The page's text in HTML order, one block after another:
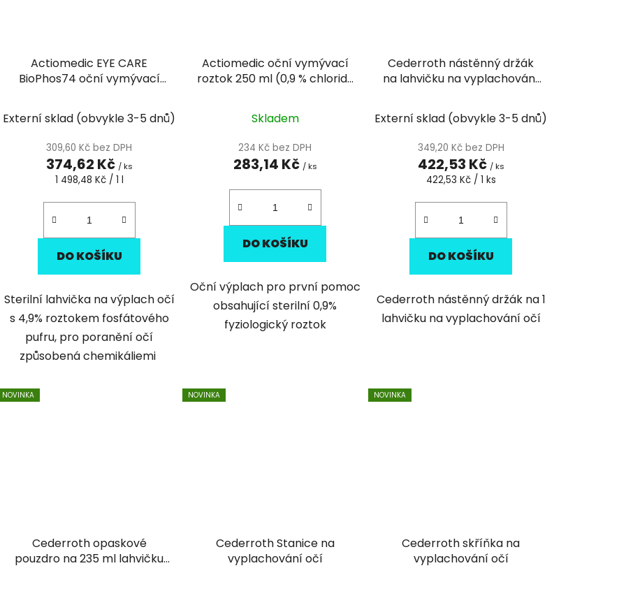
Actiomedic EYE CARE
BioPhos74 oční vymývací
Externí sklad (obvykle 3-5 dnů)
309,60 Kč bez DPH
374,62 Kč / ks
Měrná
1 498,48 Kč / 1 l
DO KOŠÍKU
Sterilní lahvička na výplach očí
s 4,9% roztokem fosfátového
pufru, pro poranění očí
způsobená chemikáliemi
Actiomedic oční vymývací
roztok 250 ml (0,9 % chloridu
Skladem
234 Kč bez DPH
283,14 Kč / ks
DO KOŠÍKU
Oční výplach pro první pomoc
obsahující sterilní 0,9%
fyziologický roztok
Cederroth nástěnný držák
na lahvičku na vyplachování
Externí sklad (obvykle 3-5 dnů)
349,20 Kč bez DPH
422,53 Kč / ks
Měrná
422,53 Kč / 1 ks
DO KOŠÍKU
Cederroth nástěnný držák na 1
lahvičku na vyplachování očí
NOVINKA
Cederroth opaskové
pouzdro na 235 ml lahvičku
NOVINKA
Cederroth Stanice na
vyplachování očí
NOVINKA
Cederroth skříňka na
vyplachování očí